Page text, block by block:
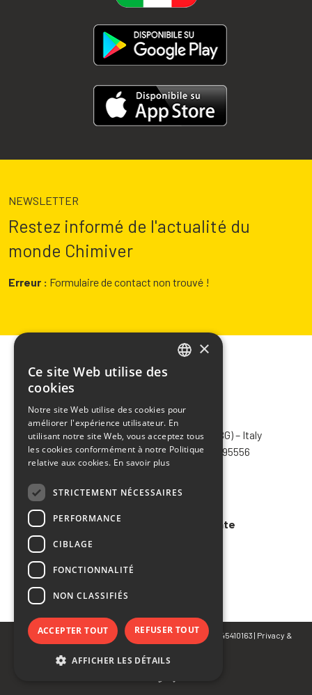
NEWSLETTER
Restez informé de l'actualité du
monde Chimiver
Erreur : Formulaire de contact non trouvé !
CHIMIVER PANSERI S.p.A.
Via Bergamo, 1401 – 24030 Pontida (BG) – Italy
Tel.+39 035 795031– Fax +39 035 795556
info@chimiver.com
Faq
Conditions générales de vente
© Copyright 2023 CHIMIVER PANSERI S.p.A. | P.IVA 02745410163 | Privacy &
SPANISH
×
Ce site Web utilise des
cookies
Notre site Web utilise des cookies pour
améliorer l'expérience utilisateur. En
utilisant notre site Web, vous acceptez tous
les cookies conformément à notre Politique
relative aux cookies. En savoir plus
STRICTEMENT NÉCESSAIRES
PERFORMANCE
CIBLAGE
FONCTIONNALITÉ
NON CLASSIFIÉS
ACCEPTER TOUT REFUSER TOUT
AFFICHER LES DÉTAILS